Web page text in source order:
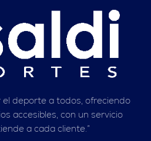
el deporte a todos, ofreciendo
accesibles, con un servicio
a cada cliente.”